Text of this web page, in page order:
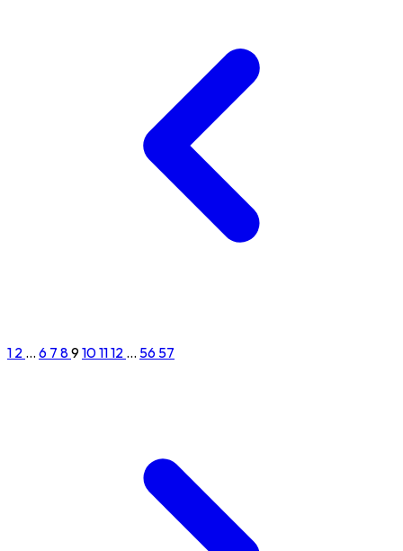
1 2 ... 6 7 89101112 ... 56 57